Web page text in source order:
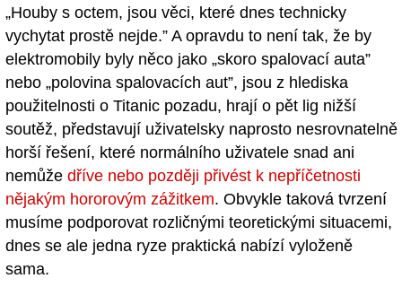
„Houby s octem, jsou věci, které dnes technicky
vychytat prostě nejde.” A opravdu to není tak, že by
elektromobily byly něco jako „skoro spalovací auta”
nebo „polovina spalovacích aut”, jsou z hlediska
použitelnosti o Titanic pozadu, hrají o pět lig nižší
soutěž, představují uživatelsky naprosto nesrovnatelně
horší řešení, které normálního uživatele snad ani
nemůže dříve nebo později přivést k nepříčetnosti
nějakým hororovým zážitkem. Obvykle taková tvrzení
musíme podporovat rozličnými teoretickými situacemi,
dnes se ale jedna ryze praktická nabízí vyloženě
sama.